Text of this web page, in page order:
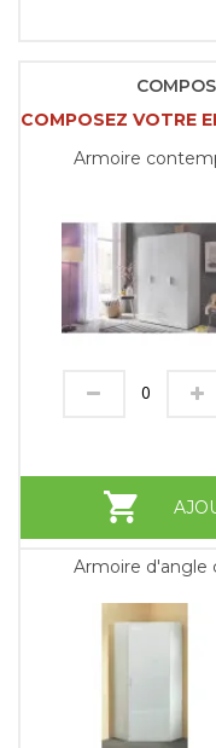
COMPOSEZ VOTRE
Armoire
Armoire d'angle